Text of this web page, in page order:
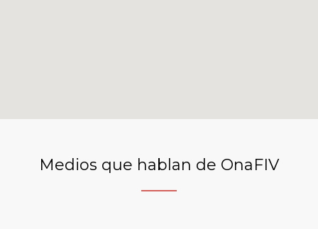
Medios que hablan de OnaFIV